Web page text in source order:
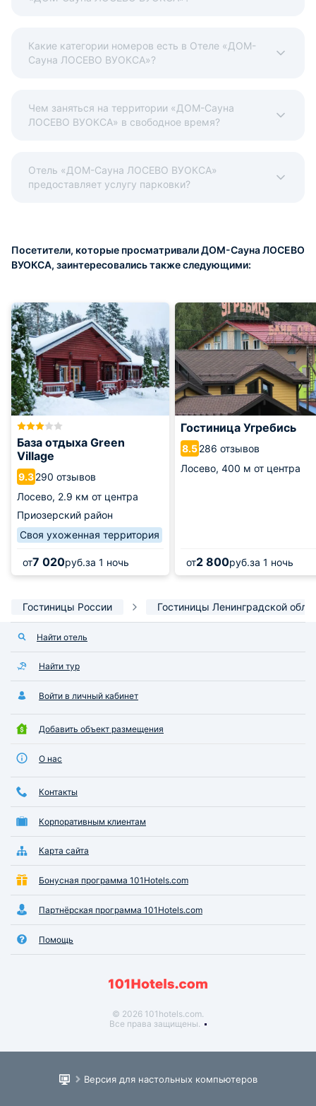
Какие категории номеров есть в Отеле «ДОМ-
Сауна ЛОСЕВО ВУОКСА»?
Чем заняться на территории «ДОМ-Сауна
ЛОСЕВО ВУОКСА» в свободное время?
Отель «ДОМ-Сауна ЛОСЕВО ВУОКСА»
предоставляет услугу парковки?
Посетители, которые просматривали ДОМ-Сауна ЛОСЕВО
ВУОКСА, заинтересовались также следующими:
База отдыха Green
Village
9.3290 отзывов
Лосево, 2.9 км от центра
Приозерский район
Своя ухоженная территория
от7 020руб.за 1 ночь
Гостиница Угребись
8.5286 отзывов
Лосево, 400 м от центра
от2 800руб.за 1 ночь
Гостиницы России Гостиницы Ленинградской
Найти отель
Найти тур
Войти в личный кабинет
Добавить объект размещения
О нас
Контакты
Корпоративным клиентам
Карта сайта
Бонусная программа 101Hotels.com
Партнёрская программа 101Hotels.com
Помощь
© 2026 101hotels.com.
Все права защищены.
Версия для настольных компьютеров